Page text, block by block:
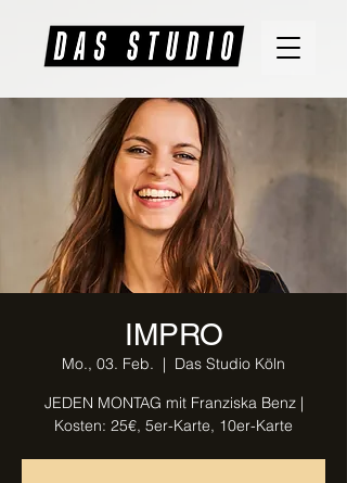
IMPRO
Mo., 03. Feb.
  |
Das Studio Köln
JEDEN MONTAG mit Franziska Benz |
Kosten: 25€, 5er-Karte, 10er-Karte